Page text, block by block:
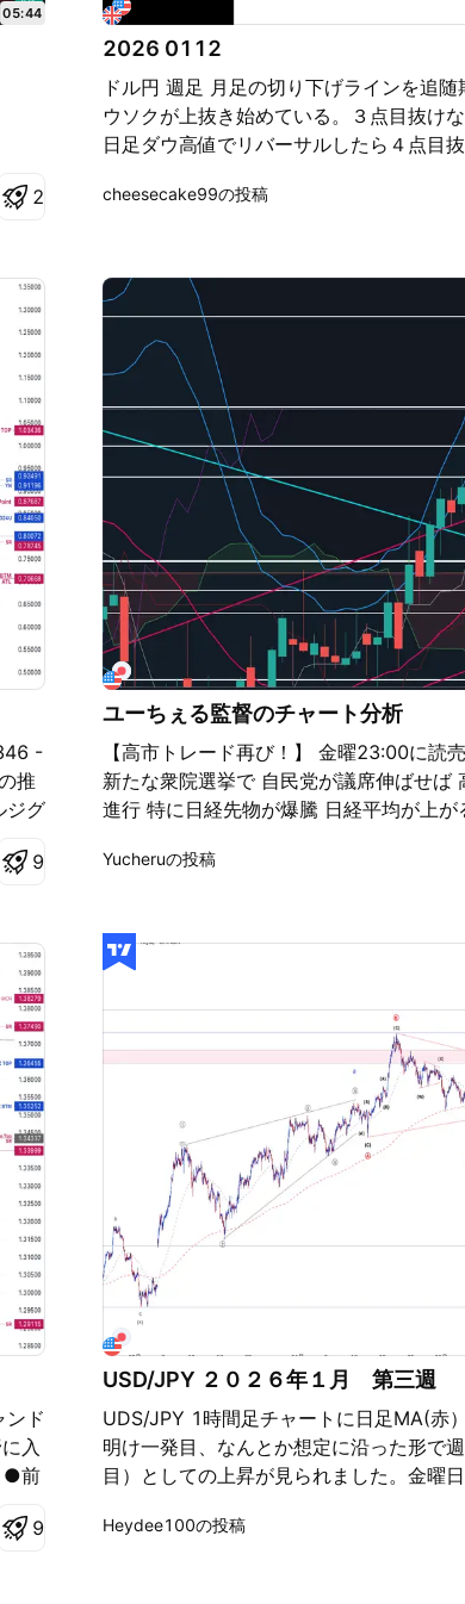
05:44
2
2026 0112
ドル円 週足 月足の切り下げラインを追
ウソクが上抜き始めている。３点目抜け
日足ダウ高値でリバーサルしたら４点目
に反応するか？と見ていたら、あっさり
ウの勢いでは１１波の安値を実体では下
下。
cheesecake99の投稿
-
推
ジグ
き
し
の
し
昇
てい
の
売
9
ユーちぇる監督のチャート分析
【高市トレード再び！】 金曜23:00に読
新たな衆院選挙で 自民党が議席伸ばせ
進行 特に日経先物が爆騰 日経平均が上
値が目減りする それを防ぐために ドル
いこと インフレ高いのに 積極財政して
積極財政とは？ この疑問が頭から離れ
る日銀とも相性悪し。 高市さんの政策
が とにかく悪い まー円安が進めば 政府
れてなくて 政府にとっては債務のGDP
フレ税 もちろん我々国民は 円安で困る
ーダーとしては 明らかにチャンス 脳み
為替介入は 円売りポジションが 溜まっ
となると 介入匂わせないとだけど 口先
るロングが少ないので…ね
連休を！ そんな感じです
Yucheruの投稿
ンド
入
●前
9
USD/JPY ２０２６年１月 第三週
UDS/JPY 1時間足チャートに日足MA(赤
明け一発目、なんとか想定に沿った形で
目）としての上昇が見られました。金曜
波のダイアゴナル③波から④波下落の動
Heydee100の投稿